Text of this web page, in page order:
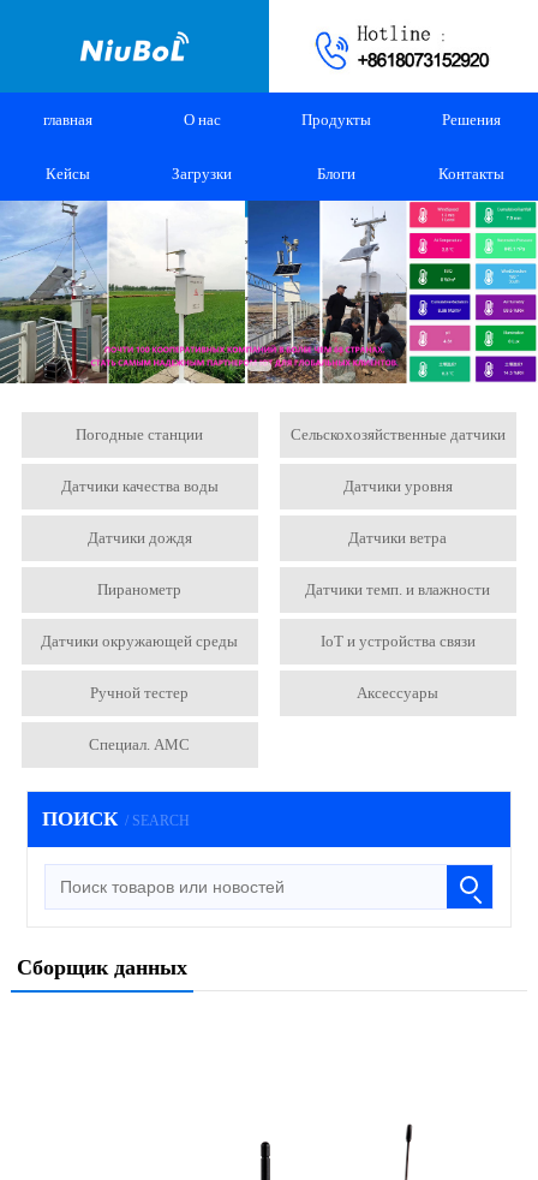
главная О нас Продукты Решения
Кейсы Загрузки Блоги Контакты
Погодные станции Сельскохозяйственные датчики
Датчики качества воды Датчики уровня
Датчики дождя Датчики ветра
Пиранометр Датчики темп. и влажности
Датчики окружающей среды IoT и устройства связи
Ручной тестер Аксессуары
Специал. АМС
ПОИСК / SEARCH
Сборщик данных